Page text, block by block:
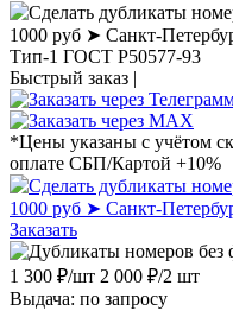
Тип-1 ГОСТ Р50577-93
Быстрый заказ |
*Цены указаны с учётом
оплате СБП/Картой +10%
Заказать
1 300 ₽/шт 2 000 ₽/2 шт
Выдача: по запросу